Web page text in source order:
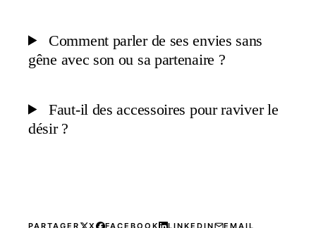
Comment parler de ses envies sans
gêne avec son ou sa partenaire ?
Faut-il des accessoires pour raviver le
désir ?